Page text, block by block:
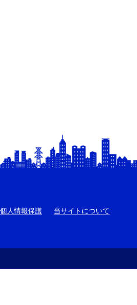
個人情報保護 当サイトについて